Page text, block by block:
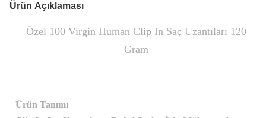
Ürün Açıklaması
Özel 100 Virgin Human Clip In Saç Uzantıları 120
Gram
Ürün Tanımı